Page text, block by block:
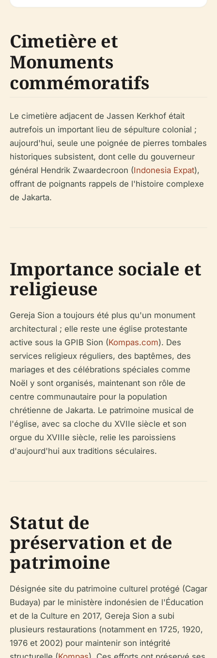
Cimetière et
Monuments
commémoratifs
Le cimetière adjacent de Jassen Kerkhof était
autrefois un important lieu de sépulture colonial ;
aujourd'hui, seule une poignée de pierres tombales
historiques subsistent, dont celle du gouverneur
général Hendrik Zwaardecroon (Indonesia Expat),
offrant de poignants rappels de l'histoire complexe
de Jakarta.
Importance sociale et
religieuse
Gereja Sion a toujours été plus qu'un monument
architectural ; elle reste une église protestante
active sous la GPIB Sion (Kompas.com). Des
services religieux réguliers, des baptêmes, des
mariages et des célébrations spéciales comme
Noël y sont organisés, maintenant son rôle de
centre communautaire pour la population
chrétienne de Jakarta. Le patrimoine musical de
l'église, avec sa cloche du XVIIe siècle et son
orgue du XVIIIe siècle, relie les paroissiens
d'aujourd'hui aux traditions séculaires.
Statut de
préservation et de
patrimoine
Désignée site du patrimoine culturel protégé (Cagar
Budaya) par le ministère indonésien de l'Éducation
et de la Culture en 2017, Gereja Sion a subi
plusieurs restaurations (notamment en 1725, 1920,
1976 et 2002) pour maintenir son intégrité